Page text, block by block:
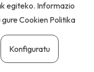
egiteko. Informazio
gureCookien Politika
Konfiguratu